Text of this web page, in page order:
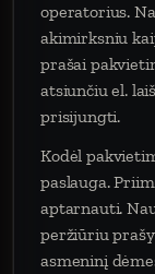
operatorius.
akimirksniu
prašai
atsiunčiu el.
prisijungti.
Kodėl
paslauga.
aptarnauti.
peržiūriu
asmeninį